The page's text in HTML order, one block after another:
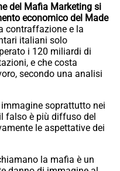
del Mafia Marketing si
economico del Made
contraffazione e la
italiani solo
i 120 miliardi di
e che costa
secondo una analisi
soprattutto nei
falso è più diffuso del
le aspettative dei
la mafia è un